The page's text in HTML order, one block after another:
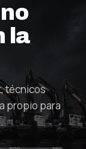
la
técnicos
propio para